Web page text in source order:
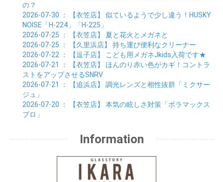
の？
2026-07-30 ： 【衣笠店】 似ているようで少し違う！HUSKY
NOISE「H-224」「H-225」
2026-07-25 ： 【衣笠店】 夏と花火とメガネと
2026-07-25 ： 【久里浜店】 持ち運び便利なクリーナー
2026-07-22 ： 【逗子店】
こども用メガネJkids入荷です★
2026-07-21
： 【衣笠店】 ほんのり赤い色がカギ！コントラ
ストをアップさせるSNRV
2026-07-21
： 【追浜店】 調光レンズと相性抜群「ミクサー
ジュ」
2026-07-20 ： 【衣笠店】 本気の眩しさ対策「ポラマックス
プロ」
Information